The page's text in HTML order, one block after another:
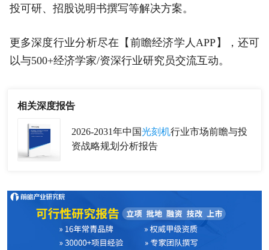
投可研、招股说明书撰写等解决方案。
更多深度行业分析尽在【前瞻经济学人APP】，还可
以与500+经济学家/资深行业研究员交流互动。
相关深度报告
2026-2031年中国光刻机行业市场前瞻与投
资战略规划分析报告